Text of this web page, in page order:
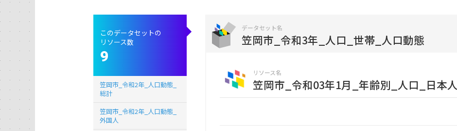
データセット名
笠岡市_令和3年_人口_世帯_人口動態
リソース名
笠岡市_令和03年1月_年齢別_人口_日本人
このデータセットの
リソース数
9
笠岡市_令和2年_人口動態_
総計
笠岡市_令和2年_人口動態_
外国人